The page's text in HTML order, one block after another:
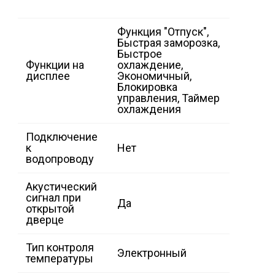
Функции на
дисплее
Функция "Отпуск",
Быстрая заморозка,
Быстрое
охлаждение,
Экономичный,
Блокировка
управления, Таймер
охлаждения
Подключение
к
водопроводу
Нет
Акустический
сигнал при
открытой
дверце
Да
Тип контроля
температуры
Электронный